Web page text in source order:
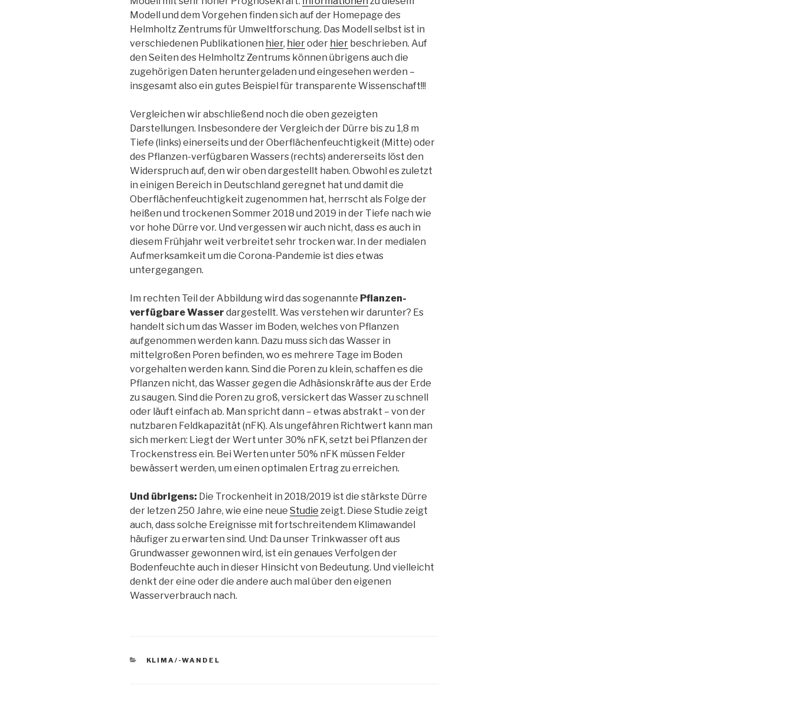
Modell und dem Vorgehen finden sich auf der Homepage des
Helmholtz Zentrums für Umweltforschung. Das Modell selbst ist in
verschiedenen Publikationen hier, hieroder hier beschrieben. Auf
den Seiten des Helmholtz Zentrums können übrigens auch die
zugehörigen Daten heruntergeladen und eingesehen werden –
insgesamt also ein gutes Beispiel für transparente Wissenschaft!!!
Vergleichen wir abschließend noch die oben gezeigten
Darstellungen. Insbesondere der Vergleich der Dürre bis zu 1,8 m
Tiefe (links) einerseits und der Oberflächenfeuchtigkeit (Mitte) oder
des Pflanzen-verfügbaren Wassers (rechts) andererseits löst den
Widerspruch auf, den wir oben dargestellt haben. Obwohl es zuletzt
in einigen Bereich in Deutschland geregnet hat und damit die
Oberflächenfeuchtigkeit zugenommen hat, herrscht als Folge der
heißen und trockenen Sommer 2018 und 2019 in der Tiefe nach wie
vor hohe Dürre vor. Und vergessen wir auch nicht, dass es auch in
diesem Frühjahr weit verbreitet sehr trocken war. In der medialen
Aufmerksamkeit um die Corona-Pandemie ist dies etwas
untergegangen.
Im rechten Teil der Abbildung wird das sogenannte Pflanzen-
verfügbare Wasser dargestellt. Was verstehen wir darunter? Es
handelt sich um das Wasser im Boden, welches von Pflanzen
aufgenommen werden kann. Dazu muss sich das Wasser in
mittelgroßen Poren befinden, wo es mehrere Tage im Boden
vorgehalten werden kann. Sind die Poren zu klein, schaffen es die
Pflanzen nicht, das Wasser gegen die Adhäsionskräfte aus der Erde
zu saugen. Sind die Poren zu groß, versickert das Wasser zu schnell
oder läuft einfach ab. Man spricht dann – etwas abstrakt – von der
nutzbaren Feldkapazität (nFK). Als ungefähren Richtwert kann man
sich merken: Liegt der Wert unter 30% nFK, setzt bei Pflanzen der
Trockenstress ein. Bei Werten unter 50% nFK müssen Felder
bewässert werden, um einen optimalen Ertrag zu erreichen.
Und übrigens: Die Trockenheit in 2018/2019 ist die stärkste Dürre
der letzen 250 Jahre, wie eine neue Studie zeigt. Diese Studie zeigt
auch, dass solche Ereignisse mit fortschreitendem Klimawandel
häufiger zu erwarten sind. Und: Da unser Trinkwasser oft aus
Grundwasser gewonnen wird, ist ein genaues Verfolgen der
Bodenfeuchte auch in dieser Hinsicht von Bedeutung. Und vielleicht
denkt der eine oder die andere auch mal über den eigenen
Wasserverbrauch nach.
KATEGORIEN
KLIMA/-WANDEL